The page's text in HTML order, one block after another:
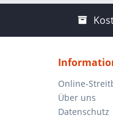
Online-
Über uns
Datenschutz